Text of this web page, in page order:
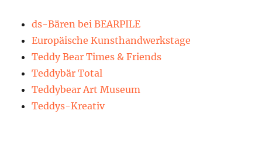
ds-Bären bei BEARPILE
Europäische Kunsthandwerkstage
Teddy Bear Times & Friends
Teddybär Total
Teddybear Art Museum
Teddys-Kreativ